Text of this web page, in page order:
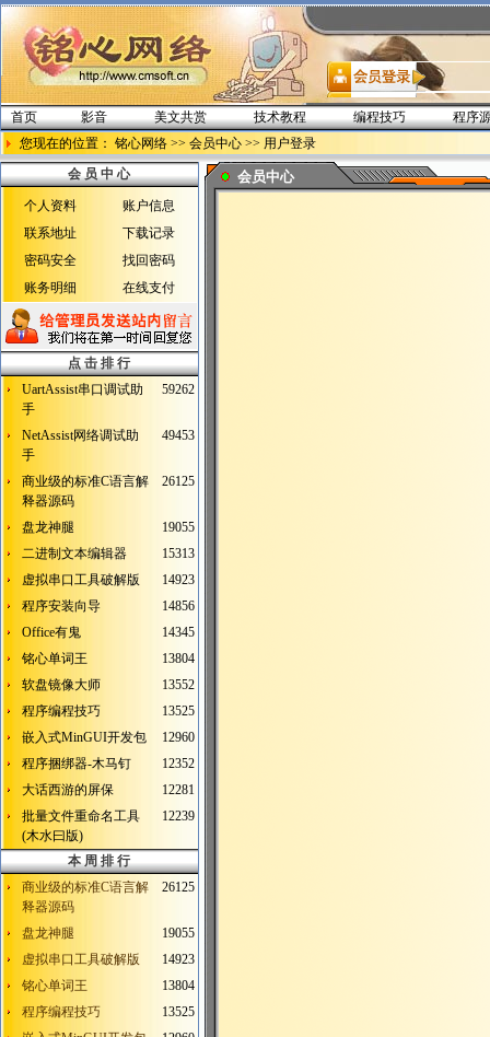
首页 影音 美文共赏 技术教程 编程技巧
程序
您现在的位置： 铭心网络 >> 会员中心 >> 用户登录
会 员 中 心
个人资料
账户信息
联系地址
下载记录
密码安全
找回密码
账务明细
在线支付
点 击 排 行
UartAssist串口调试助
手
59262
NetAssist网络调试助
手
49453
商业级的标准C语言解
释器源码
26125
盘龙神腿
19055
二进制文本编辑器
15313
虚拟串口工具破解版
14923
程序安装向导
14856
Office有鬼
14345
铭心单词王
13804
软盘镜像大师
13552
程序编程技巧
13525
嵌入式MinGUI开发包
12960
程序捆绑器-木马钉
12352
大话西游的屏保
12281
批量文件重命名工具
(木水曰版)
12239
本 周 排 行
商业级的标准C语言解
释器源码
26125
盘龙神腿
19055
虚拟串口工具破解版
14923
铭心单词王
13804
程序编程技巧
13525
会员中心